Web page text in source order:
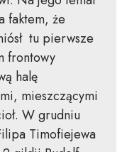
faktem, że
tu pierwsze
frontowy
halę
mieszczącymi
W grudniu
Timofiejewa